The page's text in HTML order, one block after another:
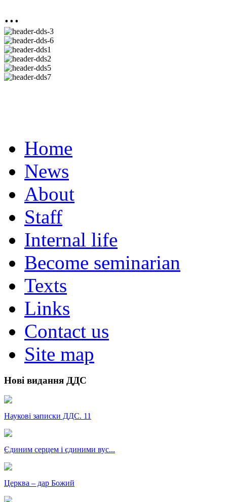
...
Home
News
About
Staff
Internal life
Become seminarian
Texts
Links
Contact us
Site map
Нові видання ДДС
Наукові записки ДДС. 11
Єдиним серцем і єдиними вус...
Церква – дар Божий